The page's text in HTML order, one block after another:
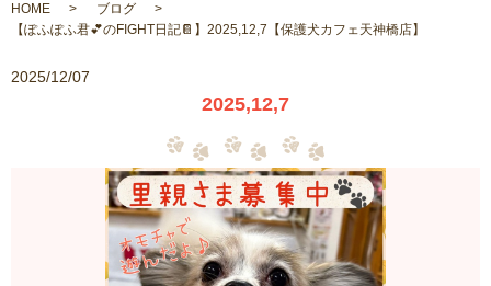
HOME
ブログ
【ぽふぽふ君💕のFIGHT日記📔】2025,12,7【保護犬カフェ天神橋店】
2025/12/07
2025,12,7